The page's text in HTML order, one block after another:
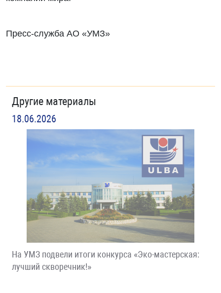
Пресс-служба АО «УМЗ»
Другие материалы
18.06.2026
На УМЗ подвели итоги конкурса «Эко-мастерская:
лучший скворечник!»